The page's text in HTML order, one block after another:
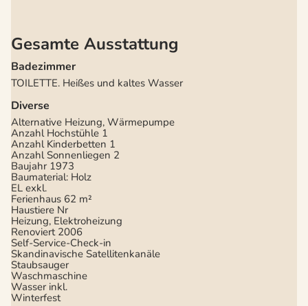
Gesamte Ausstattung
Badezimmer
TOILETTE. Heißes und kaltes Wasser
Diverse
Alternative Heizung, Wärmepumpe
Anzahl Hochstühle 1
Anzahl Kinderbetten 1
Anzahl Sonnenliegen 2
Baujahr 1973
Baumaterial: Holz
EL exkl.
Ferienhaus 62 m²
Haustiere Nr
Heizung, Elektroheizung
Renoviert 2006
Self-Service-Check-in
Skandinavische Satellitenkanäle
Staubsauger
Waschmaschine
Wasser inkl.
Winterfest